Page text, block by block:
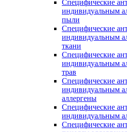
Специфические
индивидуальным
пыли
Специфические
индивидуальным
ткани
Специфические
индивидуальным
трав
Специфические
индивидуальным
аллергены
Специфические
индивидуальным
Специфические